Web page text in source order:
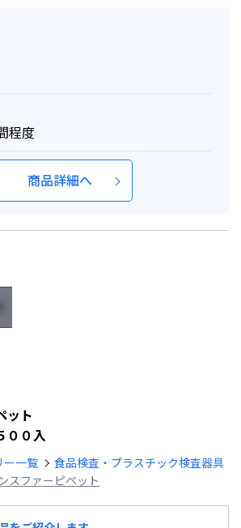
程度
商品詳細へ
ット
００入
ー一覧
食品検査・プラスチック検査器具
スファーピペット